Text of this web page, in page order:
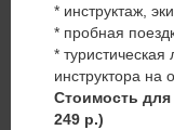
* инструктаж,
* пробная
*
инструктора на
Стоимость для
249 р.)